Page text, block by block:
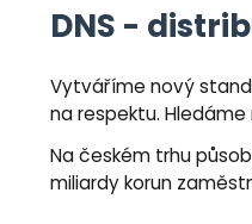
DNS -
Vytváříme nový
na respektu.
Na českém trhu
miliardy korun